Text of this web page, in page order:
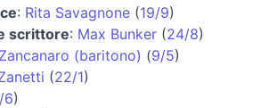
: Rita Savagnone (19/9)
scrittore: Max Bunker (24/8)
(baritono) (9/5)
(22/1)
6)